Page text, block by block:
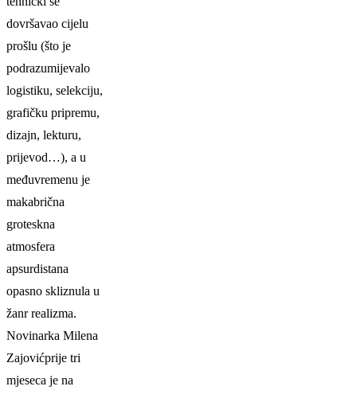
dovršavao cijelu
prošlu (što je
podrazumijevalo
logistiku, selekciju,
grafičku pripremu,
dizajn, lekturu,
prijevod…), a u
međuvremenu je
makabrična
groteskna
atmosfera
apsurdistana
opasno skliznula u
žanr realizma.
Novinarka Milena
Zajovićprije tri
mjeseca je na